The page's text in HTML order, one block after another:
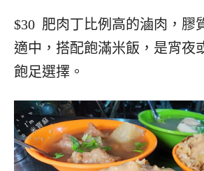
$30 肥肉丁比例高的滷肉，膠
適中，搭配飽滿米飯，是宵夜
飽足選擇。